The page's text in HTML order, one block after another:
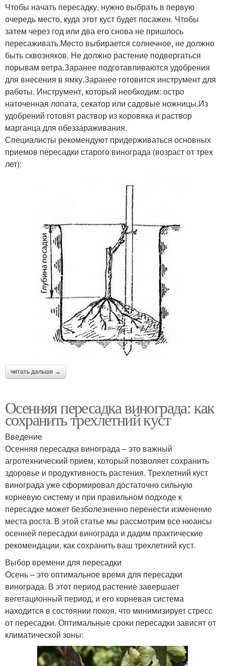
Чтобы начать пересадку, нужно выбрать в первую
очередь место, куда этот куст будет посажен. Чтобы
затем через год или два его снова не пришлось
пересаживать.Место выбирается солнечное, не должно
быть сквозняков. Не должно растение подвергаться
порывам ветра.Заранее подготавливаются удобрения
для внесения в ямку.Заранее готовится инструмент для
работы. Инструмент, который необходим: остро
наточенная лопата, секатор или садовые ножницы.Из
удобрений готовят раствор из коровяка и раствор
марганца для обеззараживания.
Специалисты рекомендуют придерживаться основных
приемов пересадки старого винограда (возраст от трех
лет):
читать дальше →
Осенняя пересадка винограда: как
сохранить трехлетний куст
Введение
Осенняя пересадка винограда – это важный
агротехнический прием, который позволяет сохранить
здоровье и продуктивность растения. Трехлетний куст
винограда уже сформировал достаточно сильную
корневую систему и при правильном подходе к
пересадке может безболезненно перенести изменение
места роста. В этой статье мы рассмотрим все нюансы
осенней пересадки винограда и дадим практические
рекомендации, как сохранить ваш трехлетний куст.
Выбор времени для пересадки
Осень – это оптимальное время для пересадки
винограда. В этот период растение завершает
вегетационный период, и его корневая система
находится в состоянии покоя, что минимизирует стресс
от пересадки. Оптимальные сроки пересадки зависят от
климатической зоны: